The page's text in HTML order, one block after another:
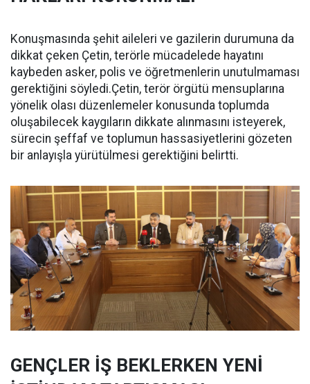
Konuşmasında şehit aileleri ve gazilerin durumuna da
dikkat çeken Çetin, terörle mücadelede hayatını
kaybeden asker, polis ve öğretmenlerin unutulmaması
gerektiğini söyledi.Çetin, terör örgütü mensuplarına
yönelik olası düzenlemeler konusunda toplumda
oluşabilecek kaygıların dikkate alınmasını isteyerek,
sürecin şeffaf ve toplumun hassasiyetlerini gözeten
bir anlayışla yürütülmesi gerektiğini belirtti.
GENÇLER İŞ BEKLERKEN YENİ